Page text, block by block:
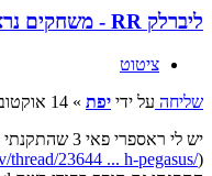
ליברלק RR - משחקים נראים לא טוב ושלט מתנתק
ציטוט
שליחה על ידי יפת » 14 אוקטובר 2022, 11:24
thread/23644 ... h-pegasus/)